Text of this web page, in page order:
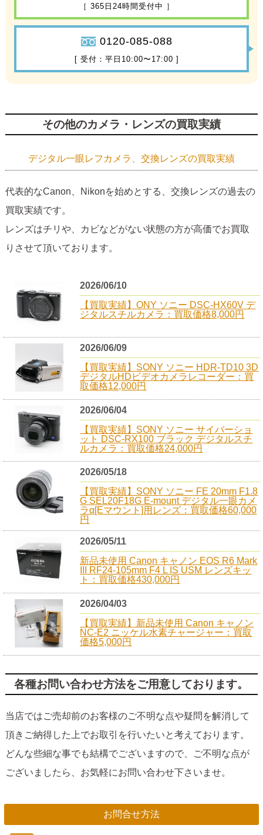
［ 365日24時間受付中 ］
0120-085-088
[ 受付：平日10:00〜17:00 ]
その他のカメラ・レンズの買取実績
デジタル一眼レフカメラ、交換レンズの買取実績
代表的なCanon、Nikonを始めとする、交換レンズの過去の
買取実績です。
レンズはチリや、カビなどがない状態の方が高価でお買取
りさせて頂いております。
2026/06/10
【買取実績】ONY ソニー DSC-HX60V デ
ジタルスチルカメラ：買取価格8,000円
2026/06/09
【買取実績】SONY ソニー HDR-TD10 3D
デジタルHDビデオカメラレコーダー：買
取価格12,000円
2026/06/04
【買取実績】SONY ソニー サイバーショ
ット DSC-RX100 ブラック デジタルスチ
ルカメラ：買取価格24,000円
2026/05/18
【買取実績】SONY ソニー FE 20mm F1.8
G SEL20F18G E-mount デジタル一眼カメ
ラα[Eマウント]用レンズ：買取価格60,000
円
2026/05/11
新品未使用 Canon キャノン EOS R6 Mark
III RF24-105mm F4 L IS USM レンズキッ
ト：買取価格430,000円
2026/04/03
【買取実績】新品未使用 Canon キャノン
NC-E2 ニッケル水素チャージャー：買取
価格5,000円
各種お問い合わせ方法をご用意しております。
当店ではご売却前のお客様のご不明な点や疑問を解消して
頂きご納得した上でお取引を行いたいと考えております。
どんな些細な事でも結構でございますので、ご不明な点が
ございましたら、お気軽にお問い合わせ下さいませ。
お問合せ方法